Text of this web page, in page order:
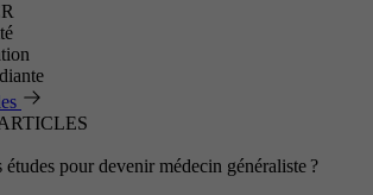
études pour devenir médecin généraliste ?